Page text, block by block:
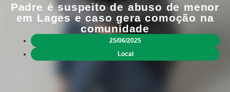
Padre é suspeito de abuso de menor
em Lages e caso gera comoção na
comunidade
25/06/2025
Local